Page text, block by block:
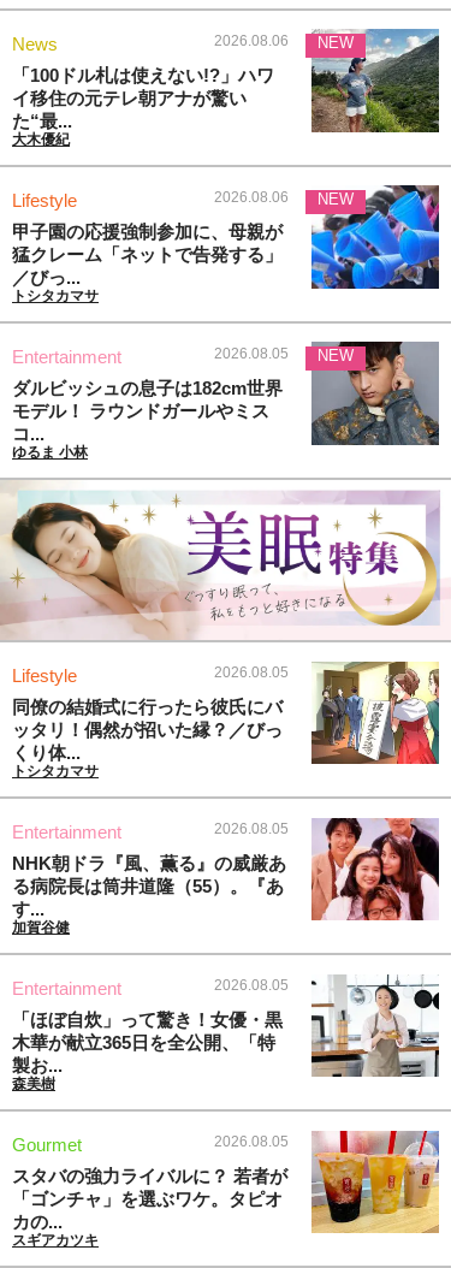
News 2026.08.06
「100ドル札は使えない!?」ハワ
イ移住の元テレ朝アナが驚い
た“最...
大木優紀
NEW
Lifestyle 2026.08.06
甲子園の応援強制参加に、母親が
猛クレーム「ネットで告発する」
／びっ...
トシタカマサ
NEW
Entertainment 2026.08.05
ダルビッシュの息子は182cm世界
モデル！ ラウンドガールやミス
コ...
ゆるま 小林
NEW
Lifestyle 2026.08.05
同僚の結婚式に行ったら彼氏にバ
ッタリ！偶然が招いた縁？／びっ
くり体...
トシタカマサ
Entertainment 2026.08.05
NHK朝ドラ『風、薫る』の威厳あ
る病院長は筒井道隆（55）。『あ
す...
加賀谷健
Entertainment 2026.08.05
「ほぼ自炊」って驚き！女優・黒
木華が献立365日を全公開、「特
製お...
森美樹
Gourmet 2026.08.05
スタバの強力ライバルに？ 若者が
「ゴンチャ」を選ぶワケ。タピオ
カの...
スギアカツキ